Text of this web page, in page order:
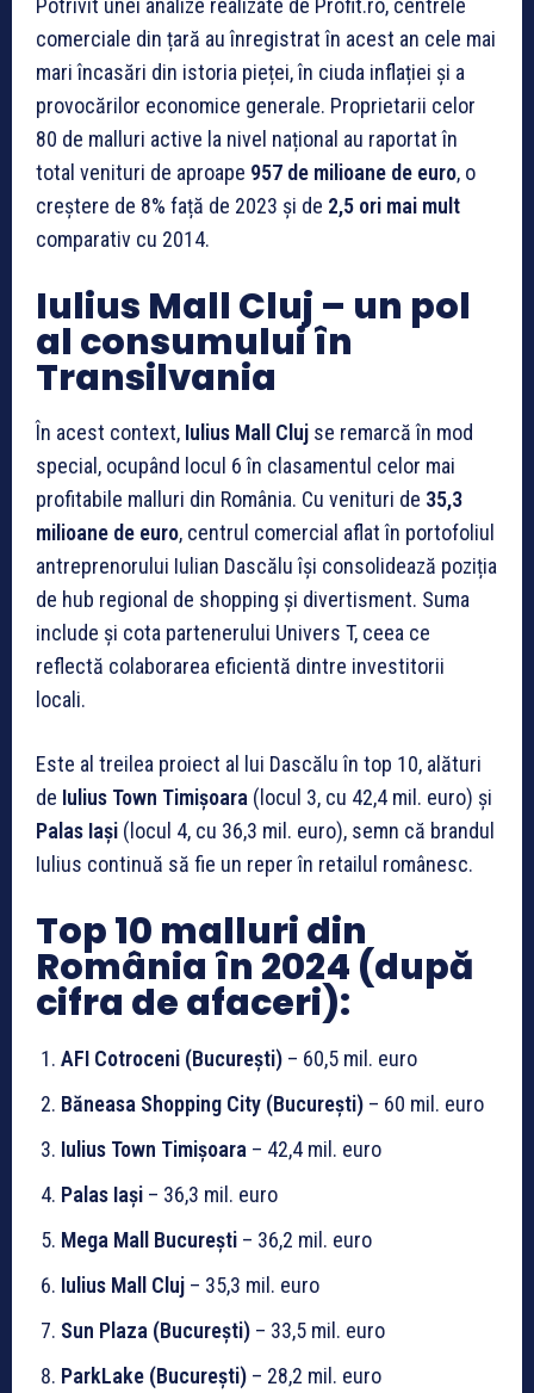
Potrivit unei analize realizate de Profit.ro, centrele
comerciale din țară au înregistrat în acest an cele mai
mari încasări din istoria pieței, în ciuda inflației și a
provocărilor economice generale. Proprietarii celor
80 de malluri active la nivel național au raportat în
total venituri de aproape 957 de milioane de euro, o
creștere de 8% față de 2023 și de 2,5 ori mai mult
comparativ cu 2014.
Iulius Mall Cluj – un pol
al consumului în
Transilvania
În acest context, Iulius Mall Cluj se remarcă în mod
special, ocupând locul 6 în clasamentul celor mai
profitabile malluri din România. Cu venituri de 35,3
milioane de euro, centrul comercial aflat în portofoliul
antreprenorului Iulian Dascălu își consolidează poziția
de hub regional de shopping și divertisment. Suma
include și cota partenerului Univers T, ceea ce
reflectă colaborarea eficientă dintre investitorii
locali.
Este al treilea proiect al lui Dascălu în top 10, alături
de Iulius Town Timișoara (locul 3, cu 42,4 mil. euro) și
Palas Iași (locul 4, cu 36,3 mil. euro), semn că brandul
Iulius continuă să fie un reper în retailul românesc.
Top 10 malluri din
România în 2024 (după
cifra de afaceri):
AFI Cotroceni (București) – 60,5 mil. euro
Băneasa Shopping City (București) – 60 mil. euro
Iulius Town Timișoara – 42,4 mil. euro
Palas Iași – 36,3 mil. euro
Mega Mall București – 36,2 mil. euro
Iulius Mall Cluj – 35,3 mil. euro
Sun Plaza (București) – 33,5 mil. euro
ParkLake (București) – 28,2 mil. euro